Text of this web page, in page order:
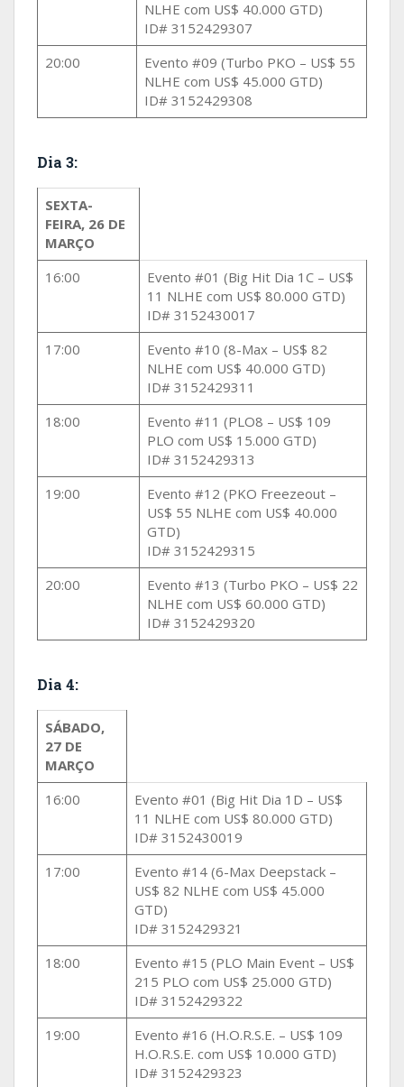
NLHE com US$ 40.000 GTD)
ID# 3152429307
20:00
Evento #09 (Turbo PKO – US$ 55
NLHE com US$ 45.000 GTD)
ID# 3152429308
Dia 3:
SEXTA-
FEIRA, 26 DE
MARÇO
16:00
Evento #01 (Big Hit Dia 1C – US$
11 NLHE com US$ 80.000 GTD)
ID# 3152430017
17:00
Evento #10 (8-Max – US$ 82
NLHE com US$ 40.000 GTD)
ID# 3152429311
18:00
Evento #11 (PLO8 – US$ 109
PLO com US$ 15.000 GTD)
ID# 3152429313
19:00
Evento #12 (PKO Freezeout –
US$ 55 NLHE com US$ 40.000
GTD)
ID# 3152429315
20:00
Evento #13 (Turbo PKO – US$ 22
NLHE com US$ 60.000 GTD)
ID# 3152429320
Dia 4:
SÁBADO,
27 DE
MARÇO
16:00
Evento #01 (Big Hit Dia 1D – US$
11 NLHE com US$ 80.000 GTD)
ID# 3152430019
17:00
Evento #14 (6-Max Deepstack –
US$ 82 NLHE com US$ 45.000
GTD)
ID# 3152429321
18:00
Evento #15 (PLO Main Event – US$
215 PLO com US$ 25.000 GTD)
ID# 3152429322
19:00
Evento #16 (H.O.R.S.E. – US$ 109
H.O.R.S.E. com US$ 10.000 GTD)
ID# 3152429323